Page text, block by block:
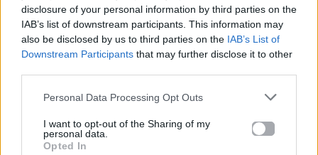
disclosure of your personal information by third parties on the
IAB’s list of downstream participants. This information may
also be disclosed by us to third parties on the IAB’s List of
Downstream Participants that may further disclose it to other
Personal Data Processing Opt Outs
I want to opt-out of the Sharing of my
personal data.
Opted In
κι ότι κράτησα από σένα τώρα να το σπάσω
Λάθος που σε πίστεψα λάθος που σ’αγάπησα
γιατί ο χωρισμός αυτός θα’ναι η σωτηρία μου
η ελευθερία μου
Κλαίω κλαίω απόψε κλαίω κλαίω όχι για σένα